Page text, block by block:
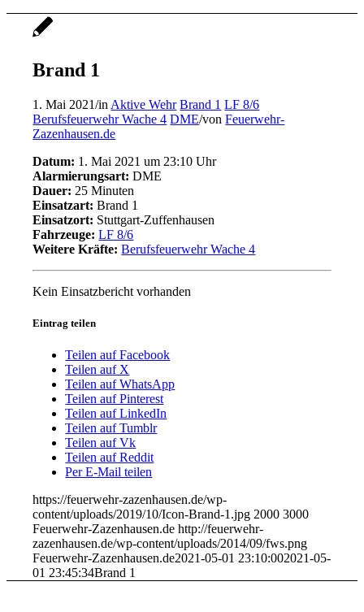
Brand 1
1. Mai 2021/in Aktive Wehr Brand 1 LF 8/6
Berufsfeuerwehr Wache 4 DME/vonFeuerwehr-
Zazenhausen.de
Datum: 1. Mai 2021 um 23:10 Uhr
Alarmierungsart: DME
Dauer: 25 Minuten
Einsatzart: Brand 1
Einsatzort: Stuttgart-Zuffenhausen
Fahrzeuge: LF 8/6
Weitere Kräfte: Berufsfeuerwehr Wache 4
Kein Einsatzbericht vorhanden
Eintrag teilen
Teilen auf Facebook
Teilen auf X
Teilen auf WhatsApp
Teilen auf Pinterest
Teilen auf LinkedIn
Teilen auf Tumblr
Teilen auf Vk
Teilen auf Reddit
Per E-Mail teilen
https://feuerwehr-zazenhausen.de/wp-
content/uploads/2019/10/Icon-Brand-1.jpg 2000 3000
Feuerwehr-Zazenhausen.de http://feuerwehr-
zazenhausen.de/wp-content/uploads/2014/09/fws.png
Feuerwehr-Zazenhausen.de2021-05-01 23:10:002021-05-
01 23:45:34Brand 1